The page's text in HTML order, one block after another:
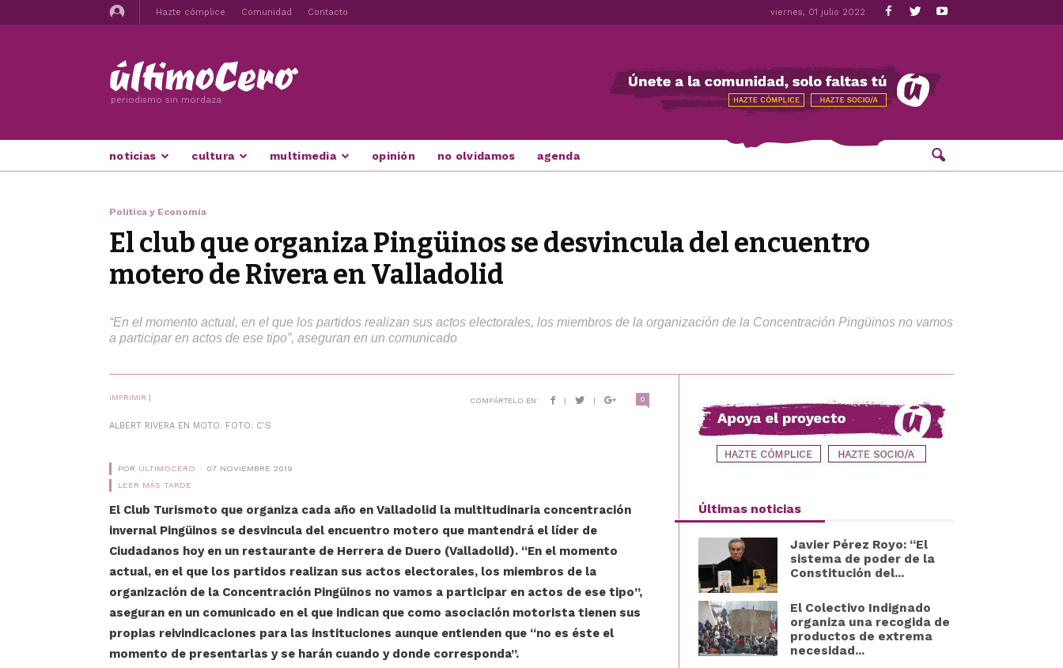
Hazte cómplice Comunidad Contacto viernes, 01 julio 2022
periodismo sin mordaza
noticias cultura multimedia opinión no olvidamos agenda
Política y Economía
El club que organiza Pingüinos se desvincula del encuentro
motero de Rivera en Valladolid
“En el momento actual, en el que los partidos realizan sus actos electorales, los miembros de la organización de la Concentración Pingüinos no vamos
a participar en actos de ese tipo”, aseguran en un comunicado
IMPRIMIR | COMPÁRTELO EN: | | 0
ALBERT RIVERA EN MOTO. FOTO: C'S
POR ÚLTIMOCERO
07 NOVIEMBRE 2019
LEER MÁS TARDE
El Club Turismoto que organiza cada año en Valladolid la multitudinaria concentración
invernal Pingüinos se desvincula del encuentro motero que mantendrá el líder de
Ciudadanos hoy en un restaurante de Herrera de Duero (Valladolid). “En el momento
actual, en el que los partidos realizan sus actos electorales, los miembros de la
organización de la Concentración Pingüinos no vamos a participar en actos de ese tipo”,
aseguran en un comunicado en el que indican que como asociación motorista tienen sus
propias reivindicaciones para las instituciones aunque entienden que “no es éste el
momento de presentarlas y se harán cuando y donde corresponda”.
Últimas noticias
Javier Pérez Royo: “El
sistema de poder de la
Constitución del...
El Colectivo Indignado
organiza una recogida de
productos de extrema
necesidad...